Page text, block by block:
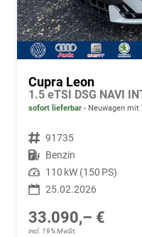
Cupra Leon
sofort lieferbar Neuwagen mit
Fahrzeugnr. 91735
Kraftstoff Benzin
Leistung 110 kW (150 PS)
25.02.2026
33.090,– €
incl. 19% MwSt.